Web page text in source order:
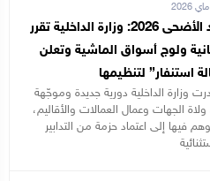
عيد الأضحى 2026: وزارة الداخلية تقرر
ولوج أسواق الماشية وتعلن
استنفار” لتنظيمها
وزارة الداخلية دورية جديدة وموجّهة
ولاة الجهات وعمال العمالات والأقاليم،
فيها إلى اعتماد حزمة من التدابير